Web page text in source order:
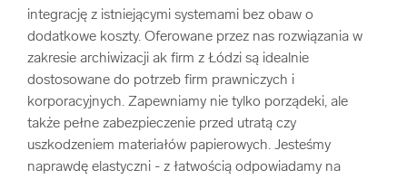
Pozostałe usługi
integrację z istniejącymi systemami bez obaw o
dodatkowe koszty. Oferowane przez nas rozwiązania w
zakresie archiwizacji ak firm z Łódzi są idealnie
dostosowane do potrzeb firm prawniczych i
korporacyjnych. Zapewniamy nie tylko porządeki, ale
także pełne zabezpieczenie przed utratą czy
uszkodzeniem materiałów papierowych. Jesteśmy
naprawdę elastyczni - z łatwością odpowiadamy na